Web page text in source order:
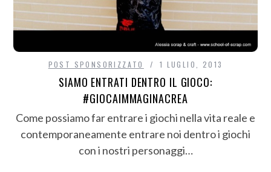
POST SPONSORIZZATO 1 LUGLIO, 2013
SIAMO ENTRATI DENTRO IL GIOCO:
#GIOCAIMMAGINACREA
Come possiamo far entrare i giochi nella vita reale e
contemporaneamente entrare noi dentro i giochi
con i nostri personaggi…